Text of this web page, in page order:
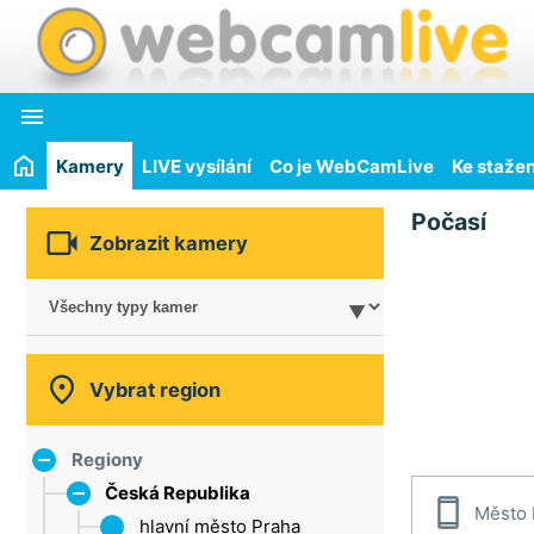

Kamery LIVE vysílání Co je WebCamLive Ke
 Zobrazit kamery
 Vybrat region
Regiony
Česká Republika
hlavní město Praha
Počasí
 Město